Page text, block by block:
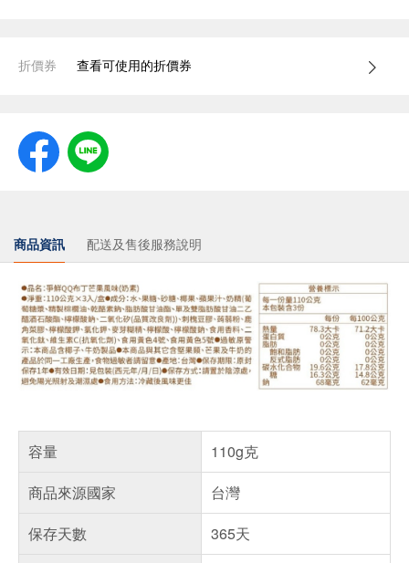
折價券 查看可使用的折價券
商品資訊 配送及售後服務說明
容量
110g克
商品來源國家
台灣
保存天數
365天